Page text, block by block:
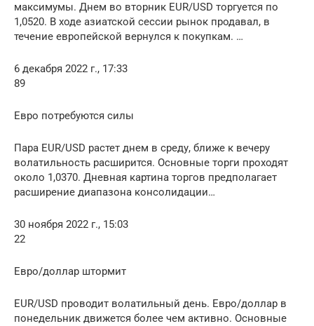
максимумы. Днем во вторник EUR/USD торгуется по
1,0520. В ходе азиатской сессии рынок продавал, в
течение европейской вернулся к покупкам. …
6 декабря 2022 г., 17:33
89
Евро потребуются силы
Пара EUR/USD растет днем в среду, ближе к вечеру
волатильность расширится. Основные торги проходят
около 1,0370. Дневная картина торгов предполагает
расширение диапазона консолидации…
30 ноября 2022 г., 15:03
22
Евро/доллар штормит
EUR/USD проводит волатильный день. Евро/доллар в
понедельник движется более чем активно. Основные